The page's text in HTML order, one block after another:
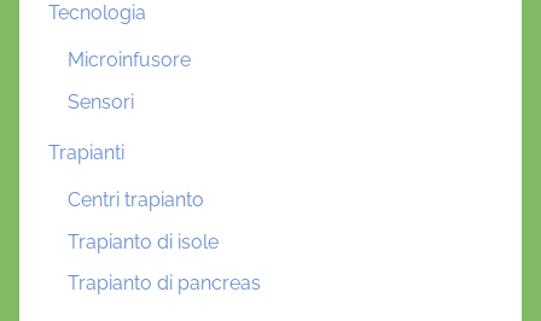
Tecnologia
Microinfusore
Sensori
Trapianti
Centri trapianto
Trapianto di isole
Trapianto di pancreas